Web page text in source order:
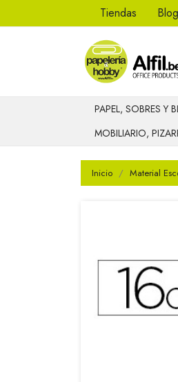
Tiendas Blog
PAPEL, SOBRES Y
MOBILIARIO,
Inicio Material